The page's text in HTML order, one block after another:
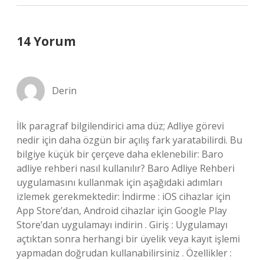
14 Yorum
Derin
İlk paragraf bilgilendirici ama düz; Adliye görevi
nedir için daha özgün bir açılış fark yaratabilirdi. Bu
bilgiye küçük bir çerçeve daha eklenebilir: Baro
adliye rehberi nasıl kullanılır? Baro Adliye Rehberi
uygulamasını kullanmak için aşağıdaki adımları
izlemek gerekmektedir: İndirme : iOS cihazlar için
App Store’dan, Android cihazlar için Google Play
Store’dan uygulamayı indirin . Giriş : Uygulamayı
açtıktan sonra herhangi bir üyelik veya kayıt işlemi
yapmadan doğrudan kullanabilirsiniz . Özellikler :